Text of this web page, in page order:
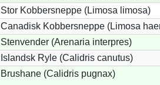
Stor Kobbersneppe (Limosa limosa)
Canadisk Kobbersneppe (Limosa
Stenvender (Arenaria interpres)
Islandsk Ryle (Calidris canutus)
Brushane (Calidris pugnax)